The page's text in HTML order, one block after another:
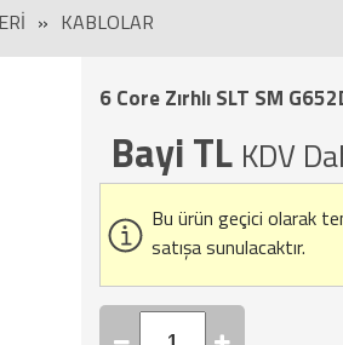
» KABLOLAR
6 Core Zırhlı SLT SM
Bayi TL KDV
Bu ürün geçici olarak
satışa sunulacaktır.